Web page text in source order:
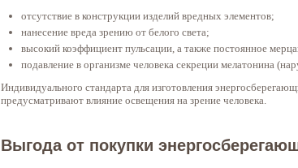
отсутствие в конструкции изделий вредных элементов;
нанесение вреда зрению от белого света;
высокий коэффициент пульсации, а также постоянное
подавление в организме человека секреции мелатонина
Индивидуального стандарта для изготовления
предусматривают влияние освещения на зрение человека.
Выгода от покупки